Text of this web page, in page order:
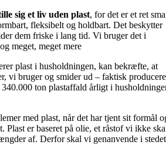
sig et liv uden plast, for det er et ret
fleksibelt og holdbart. Det beskytter
dem friske i lang tid. Vi bruger det i
meget, meget mere
plast i husholdningen, kan bekræfte, at
vi bruger og smider ud – faktisk
ton plastaffald årligt i
med plast, når det har tjent sit formål
Plast er baseret på olie, et råstof vi ikke
af. Derfor skal vi genanvende i stedet